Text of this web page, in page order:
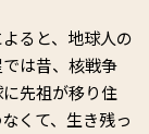
ると、地球人の
は昔、核戦争
先祖が移り住
くて、生き残っ